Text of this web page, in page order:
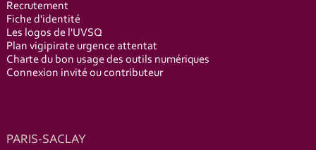
Recrutement
Fiche d'identité
Les logos de l'UVSQ
Plan vigipirate urgence attentat
Charte du bon usage des outils numériques
Connexion invité ou contributeur
PARIS-SACLAY